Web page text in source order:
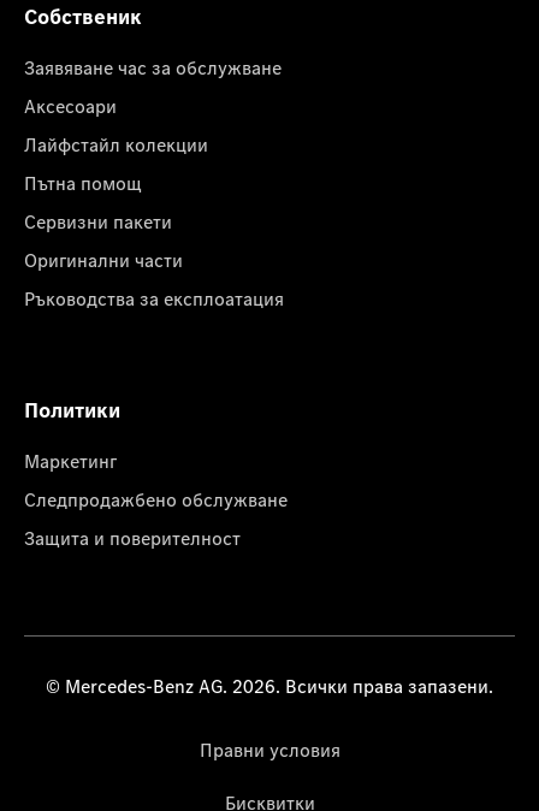
Собственик
Заявяване час за обслужване
Аксесоари
Лайфстайл колекции
Пътна помощ
Сервизни пакети
Оригинални части
Ръководства за експлоатация
Политики
Маркетинг
Следпродажбено обслужване
Защита и поверителност
© Mercedes-Benz AG. 2026. Всички права запазени.
Правни условия
Бисквитки